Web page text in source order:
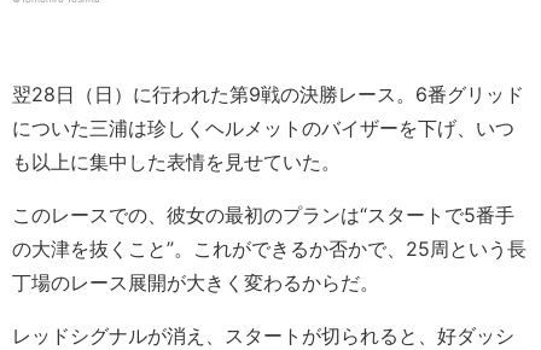
翌28日（日）に行われた第9戦の決勝レース。6番グリッド
についた三浦は珍しくヘルメットのバイザーを下げ、いつ
も以上に集中した表情を見せていた。
このレースでの、彼女の最初のプランは“スタートで5番手
の大津を抜くこと”。これができるか否かで、25周という長
丁場のレース展開が大きく変わるからだ。
レッドシグナルが消え、スタートが切られると、好ダッシ